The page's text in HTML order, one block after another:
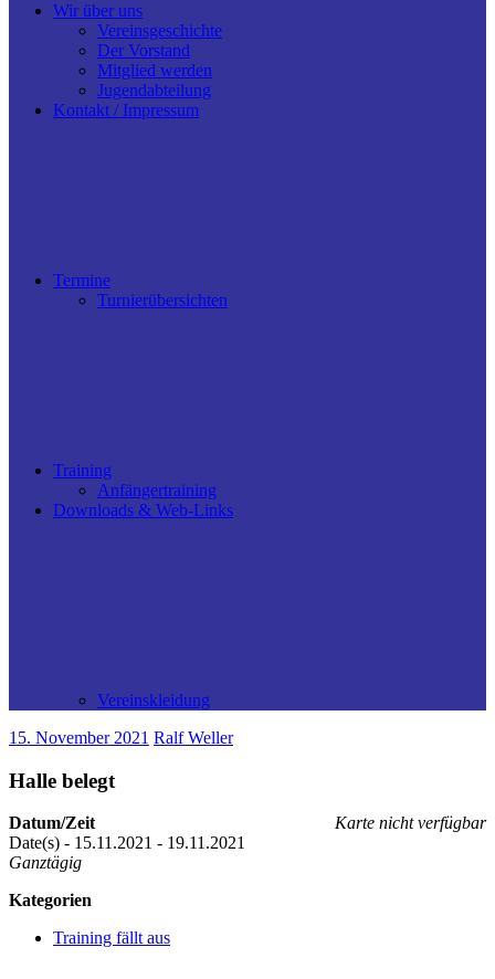
Wir über uns
Vereinsgeschichte
Der Vorstand
Mitglied werden
Jugendabteilung
Kontakt / Impressum
Termine
Turnierübersichten
Training
Anfängertraining
Downloads & Web-Links
Vereinskleidung
15. November 2021 Ralf Weller
Halle belegt
Karte nicht verfügbar
Datum/Zeit
Date(s) - 15.11.2021 - 19.11.2021
Ganztägig
Kategorien
Training fällt aus